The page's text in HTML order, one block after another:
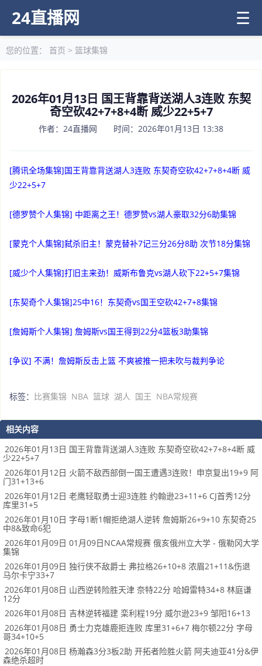
24直播网 ☰
您的位置： 首页 > 篮球集锦
2026年01月13日 国王背靠背送湖人3连败 东契
奇空砍42+7+8+4断 威少22+5+7
作者：24直播网 时间：2026年01月13日 13:38
[腾讯全场集锦]国王背靠背送湖人3连败 东契奇空砍42+7+8+4断 威
少22+5+7
[德罗赞个人集锦] 中距离之王！德罗赞vs湖人豪取32分6助集锦
[蒙克个人集锦]弑杀旧主！蒙克替补7记三分26分8助 次节18分集锦
[威少个人集锦]打旧主来劲！威斯布鲁克vs湖人砍下22+5+7集锦
[东契奇个人集锦]25中16！东契奇vs国王空砍42+7+8集锦
[詹姆斯个人集锦] 詹姆斯vs国王得到22分4篮板3助集锦
[争议] 不满！詹姆斯反击上篮 不爽被推一把未吹与裁判争论
标签： 比赛集锦 NBA 篮球 湖人 国王 NBA常规赛
相关内容
2026年01月13日 国王背靠背送湖人3连败 东契奇空砍42+7+8+4断 威
少22+5+7
2026年01月12日 火箭不敌西部倒一国王遭遇3连败！申京复出19+9 阿
门31+13+6
2026年01月12日 老鹰轻取勇士迎3连胜 约翰逊23+11+6 CJ首秀12分
库里31+5
2026年01月10日 字母1断1帽拒绝湖人逆转 詹姆斯26+9+10 东契奇25
中8&致命6犯
2026年01月09日 01月09日NCAA常规赛 俄亥俄州立大学 - 俄勒冈大学
集锦
2026年01月09日 独行侠不敌爵士 弗拉格26+10+8 浓眉21+11&伤退
马尔卡宁33+7
2026年01月08日 山西逆转险胜天津 奈特22分 哈姆雷特34+8 林庭谦
12分
2026年01月08日 吉林逆转福建 栾利程19分 威尔逊23+9 邹阳16+13
2026年01月08日 勇士力克雄鹿拒连败 库里31+6+7 梅尔顿22分 字母
哥34+10+5
2026年01月08日 杨瀚森3分3板2助 开拓者险胜火箭 阿夫迪亚41分&伊
森绝杀超时